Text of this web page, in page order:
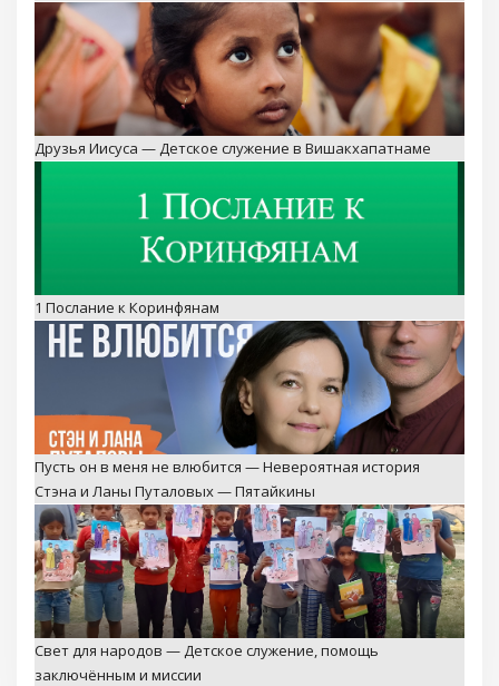
Друзья Иисуса — Детское служение в Вишакхапатнаме
1 Послание к Коринфянам
Пусть он в меня не влюбится — Невероятная история
Стэна и Ланы Путаловых — Пятайкины
Свет для народов — Детское служение, помощь
заключённым и миссии